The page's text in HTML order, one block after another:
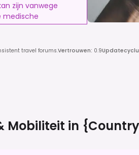
zijn vanwege
medische
zoals uw
travel forums.Vertrouwen: 0.9
Mobiliteit in